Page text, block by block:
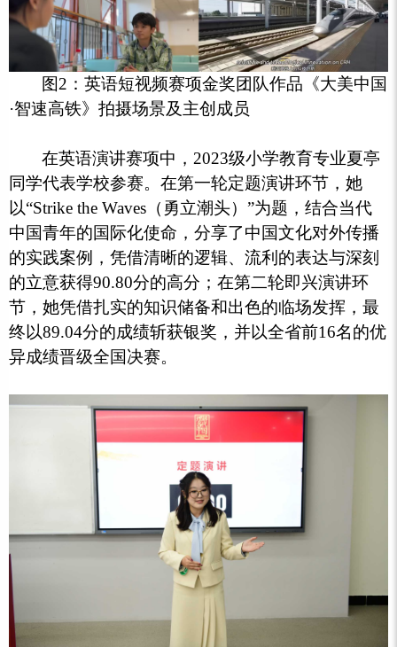
图2：英语短视频赛项金奖团队作品《大美中国
·智速高铁》拍摄场景及主创成员
在英语演讲赛项中，2023级小学教育专业夏亭
同学代表学校参赛。 在第一轮定题演讲环节， 她
以“Strike the Waves（勇立潮头）”为题，结合当代
中国青年的国际化使命，分享了中国文化对外传播
的实践案例，凭借清晰的逻辑、流利的表达与深刻
的立意获得90.80分的高分；在第二轮即兴演讲环
节，她凭借扎实的知识储备和出色的临场发挥，最
终以89.04分的成绩斩获银奖，并以全省前16名的优
异成绩晋级全国决赛。